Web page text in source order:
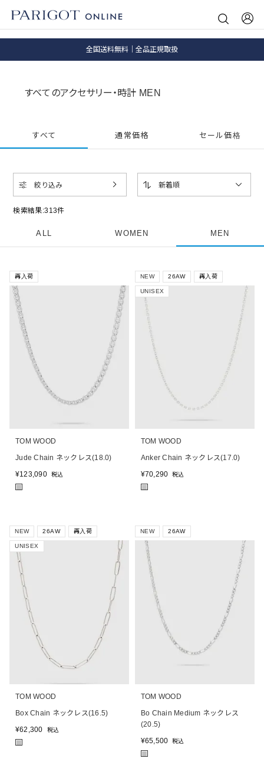
SALE ITEM 2BUY 10%OFF
全国送料無料｜全品正規取扱
すべてのアクセサリー・時計 MEN
すべて 通常価格 セール価格
検索結果:313件
絞り込み 新着順
ALL WOMEN MEN
再入荷
TOM WOOD
Jude Chain ネックレス(18.0)
¥123,090 税込
NEW 26AW 再入荷
UNISEX
TOM WOOD
Anker Chain ネックレス(17.0)
¥70,290 税込
NEW 26AW 再入荷
UNISEX
TOM WOOD
Box Chain ネックレス(16.5)
¥62,300 税込
■
NEW 26AW
TOM WOOD
Bo Chain Medium ネックレス
(20.5)
¥65,500 税込
■